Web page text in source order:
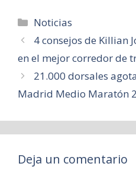
Categorías
Noticias
4 consejos de Killian
en el mejor corredor de
21.000 dorsales
Madrid Medio Maratón
Deja un comentario